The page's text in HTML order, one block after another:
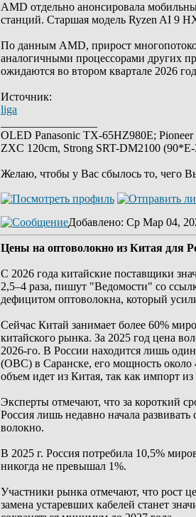
AMD отдельно анонсировала
станций. Старшая модель Ryzen AI 9
По данным AMD, прирост
аналогичными процессорами других
ожидаются во втором квартале 2026
Источник:
liga
OLED Panasonic TX-65HZ980E;
ZXC 120cm, Strong SRT-DM2100
Желаю, чтобы у Вас сбылось то, чего
Добавлено: Ср Мар 04,
Цены на оптоволокно из Китая для
С 2026 года китайские поставщики
2,5–4 раза, пишут "Ведомости" со
дефицитом оптоволокна, который
Сейчас Китай занимает более 60%
китайского рынка. За 2025 год цена
2026-го. В России находится лишь
(ОВС) в Саранске, его мощность около
объем идет из Китая, так как импорт
Эксперты отмечают, что за короткий
Россия лишь недавно начала
волокно.
В 2025 г. Россия потребила 10,5%
никогда не превышал 1%.
Участники рынка отмечают, что рост
замена устаревших кабелей станет